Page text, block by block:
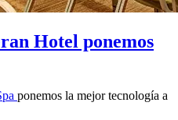
Hotel ponemos
ponemos la mejor tecnología a